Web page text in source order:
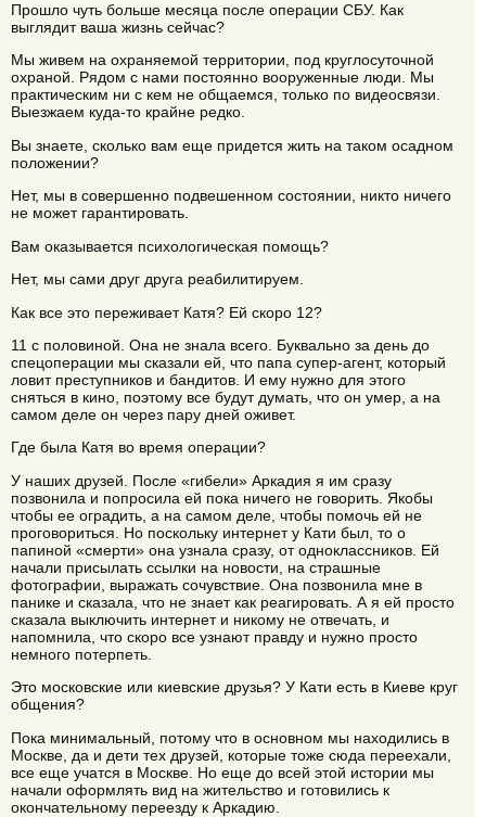
Прошло чуть больше месяца после операции СБУ. Как
выглядит ваша жизнь сейчас?
Мы живем на охраняемой территории, под круглосуточной
охраной. Рядом с нами постоянно вооруженные люди. Мы
практическим ни с кем не общаемся, только по видеосвязи.
Выезжаем куда-то крайне редко.
Вы знаете, сколько вам еще придется жить на таком осадном
положении?
Нет, мы в совершенно подвешенном состоянии, никто ничего
не может гарантировать.
Вам оказывается психологическая помощь?
Нет, мы сами друг друга реабилитируем.
Как все это переживает Катя? Ей скоро 12?
11 с половиной. Она не знала всего. Буквально за день до
спецоперации мы сказали ей, что папа супер-агент, который
ловит преступников и бандитов. И ему нужно для этого
сняться в кино, поэтому все будут думать, что он умер, а на
самом деле он через пару дней оживет.
Где была Катя во время операции?
У наших друзей. После «гибели» Аркадия я им сразу
позвонила и попросила ей пока ничего не говорить. Якобы
чтобы ее оградить, а на самом деле, чтобы помочь ей не
проговориться. Но поскольку интернет у Кати был, то о
папиной «смерти» она узнала сразу, от одноклассников. Ей
начали присылать ссылки на новости, на страшные
фотографии, выражать сочувствие. Она позвонила мне в
панике и сказала, что не знает как реагировать. А я ей просто
сказала выключить интернет и никому не отвечать, и
напомнила, что скоро все узнают правду и нужно просто
немного потерпеть.
Это московские или киевские друзья? У Кати есть в Киеве круг
общения?
Пока минимальный, потому что в основном мы находились в
Москве, да и дети тех друзей, которые тоже сюда переехали,
все еще учатся в Москве. Но еще до всей этой истории мы
начали оформлять вид на жительство и готовились к
окончательному переезду к Аркадию.